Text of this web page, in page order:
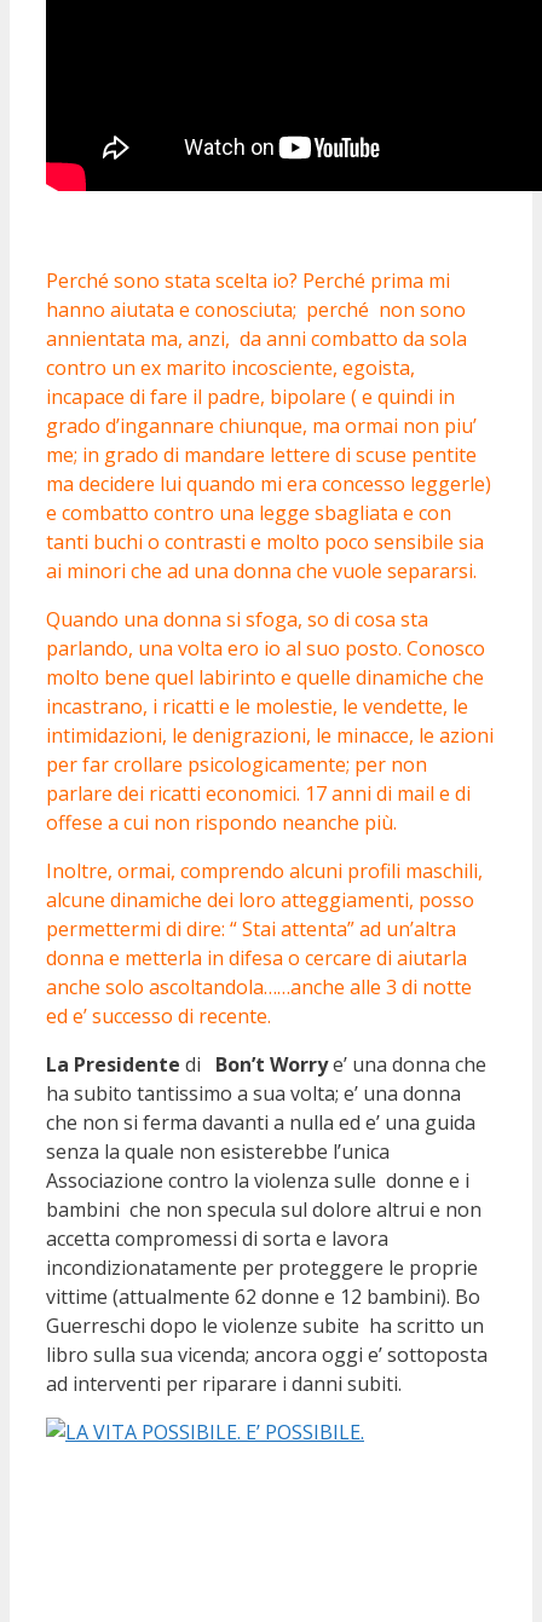
Perché sono stata scelta io? Perché prima mi
hanno aiutata e conosciuta; perché non sono
annientata ma, anzi, da anni combatto da sola
contro un ex marito incosciente, egoista,
incapace di fare il padre, bipolare ( e quindi in
grado d’ingannare chiunque, ma ormai non piu’
me; in grado di mandare lettere di scuse pentite
ma decidere lui quando mi era concesso leggerle)
e combatto contro una legge sbagliata e con
tanti buchi o contrasti e molto poco sensibile sia
ai minori che ad una donna che vuole separarsi.
Quando una donna si sfoga, so di cosa sta
parlando, una volta ero io al suo posto. Conosco
molto bene quel labirinto e quelle dinamiche che
incastrano, i ricatti e le molestie, le vendette, le
intimidazioni, le denigrazioni, le minacce, le azioni
per far crollare psicologicamente; per non
parlare dei ricatti economici. 17 anni di mail e di
offese a cui non rispondo neanche più.
Inoltre, ormai, comprendo alcuni profili maschili,
alcune dinamiche dei loro atteggiamenti, posso
permettermi di dire: “ Stai attenta” ad un’altra
donna e metterla in difesa o cercare di aiutarla
anche solo ascoltandola……anche alle 3 di notte
ed e’ successo di recente.
La Presidente di Bon’t Worrye’ una donna che
ha subito tantissimo a sua volta; e’ una donna
che non si ferma davanti a nulla ed e’ una guida
senza la quale non esisterebbe l’unica
Associazione contro la violenza sulle donne e i
bambini che non specula sul dolore altrui e non
accetta compromessi di sorta e lavora
incondizionatamente per proteggere le proprie
vittime (attualmente 62 donne e 12 bambini). Bo
Guerreschi dopo le violenze subite ha scritto un
libro sulla sua vicenda; ancora oggi e’ sottoposta
ad interventi per riparare i danni subiti.